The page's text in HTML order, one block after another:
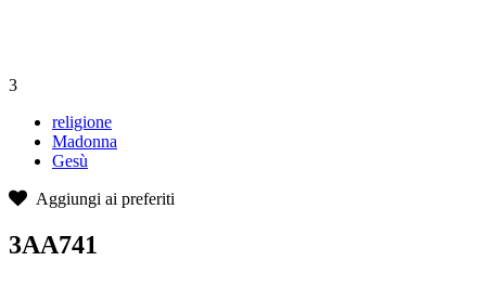
3
religione
Madonna
Gesù
Aggiungi ai preferiti
3AA741